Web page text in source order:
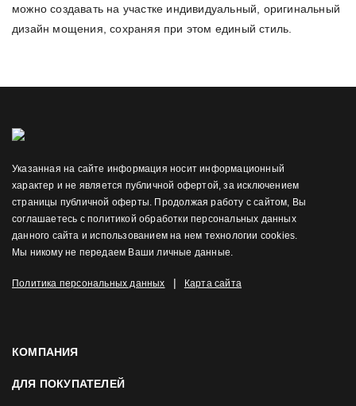
можно создавать на участке индивидуальный, оригинальный
дизайн мощения, сохраняя при этом единый стиль.
Указанная на сайте информация носит информационный
характер и не является публичной офертой, за исключением
страницы публичной оферты. Продолжая работу с сайтом, Вы
соглашаетесь с политикой обработки персональных данных
данного сайта и использованием на нем технологии cookies.
Мы никому не передаем Ваши личные данные.
Политика персональных данных | Карта сайта
КОМПАНИЯ
ДЛЯ ПОКУПАТЕЛЕЙ